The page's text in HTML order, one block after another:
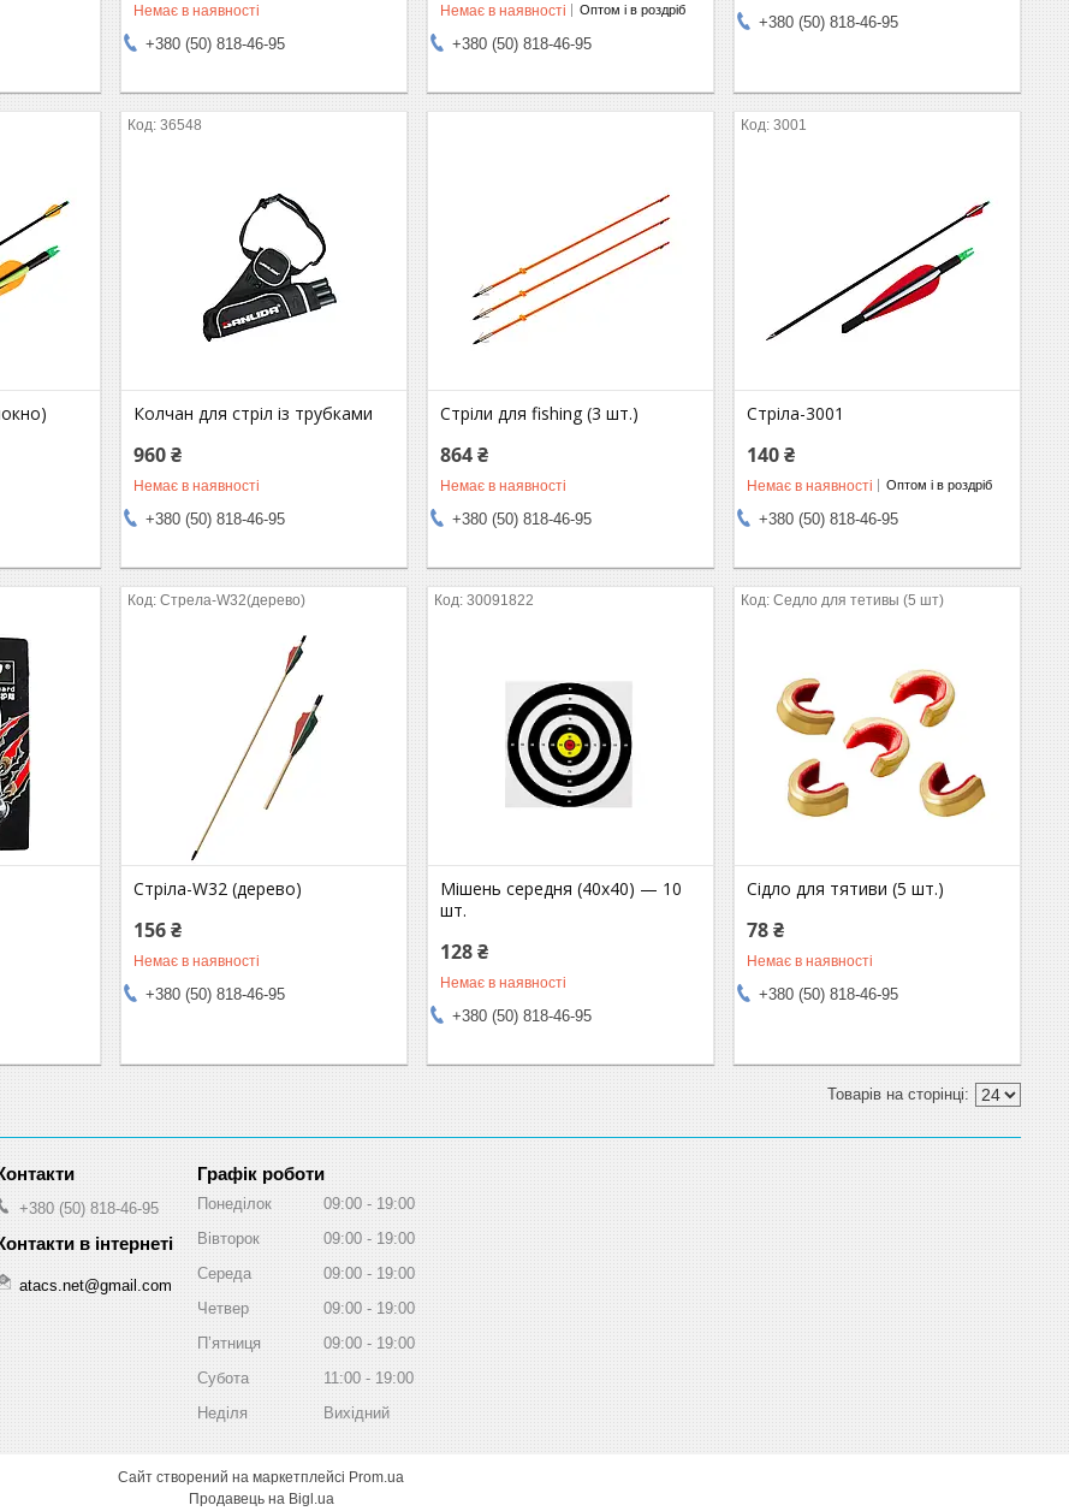
Немає в наявності
+380 (50) 818-46-95
Немає в наявності Оптом і в роздріб
+380 (50) 818-46-95
+380 (50) 818-46-95
36548
Колчан для стріл із трубками
960 ₴
Немає в наявності
+380 (50) 818-46-95
Стріли для fishing (3 шт.)
864 ₴
Немає в наявності
+380 (50) 818-46-95
3001
Стріла-3001
140 ₴
Немає в наявності Оптом і в роздріб
+380 (50) 818-46-95
Стрела-W32(дерево)
Стріла-W32 (дерево)
156 ₴
Немає в наявності
+380 (50) 818-46-95
30091822
Мішень середня (40x40) — 10
шт.
128 ₴
Немає в наявності
+380 (50) 818-46-95
Седло для тетивы (5 шт)
Сідло для тятиви (5 шт.)
78 ₴
Немає в наявності
+380 (50) 818-46-95
+380 (50) 818-46-95
atacs.net@gmail.com
Графік роботи
Понеділок 09:00
19:00
Вівторок
09:00
19:00
Середа
09:00
19:00
Четвер
09:00
19:00
Пʼятниця
09:00
19:00
Субота
11:00
19:00
Неділя
Вихідний
Сайт створений на маркетплейсі Prom.ua
Продавець на Bigl.ua